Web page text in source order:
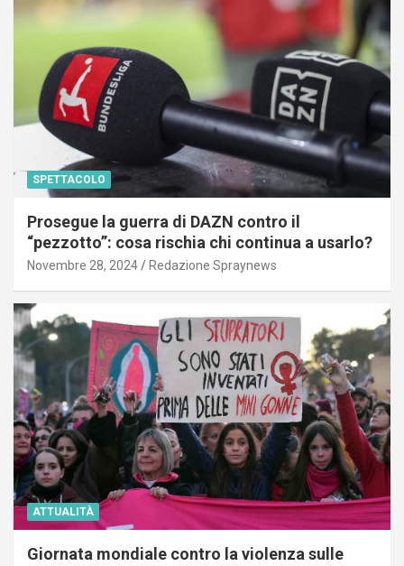
SPETTACOLO
Prosegue la guerra di DAZN contro il
“pezzotto”: cosa rischia chi continua a usarlo?
Novembre 28, 2024 Redazione Spraynews
ATTUALITÀ
Giornata mondiale contro la violenza sulle